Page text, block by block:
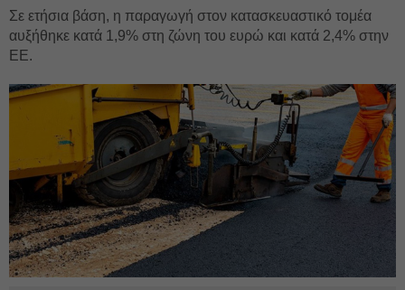
Σε ετήσια βάση, η παραγωγή στον κατασκευαστικό τομέα
αυξήθηκε κατά 1,9% στη ζώνη του ευρώ και κατά 2,4% στην
ΕΕ.